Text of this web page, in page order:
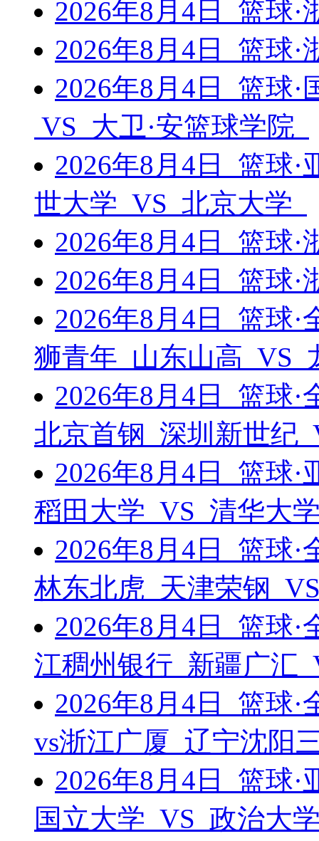
2026年8月4日 篮球
2026年8月4日 篮球
2026年8月4日 篮球
VS 大卫·安篮球学院
2026年8月4日 篮球
世大学 VS 北京大学
2026年8月4日 篮球
2026年8月4日 篮球
2026年8月4日 篮球·
狮青年 山东山高 VS
2026年8月4日 篮球·
北京首钢 深圳新世
2026年8月4日 篮球
稻田大学 VS 清华大
2026年8月4日 篮球·
林东北虎 天津荣钢
2026年8月4日 篮球·
江稠州银行 新疆广
2026年8月4日 篮球·
vs浙江广厦 辽宁沈
2026年8月4日 篮球
国立大学 VS 政治大